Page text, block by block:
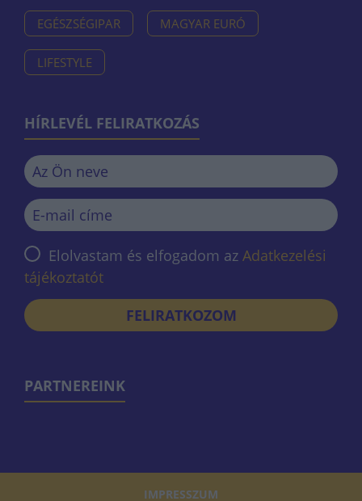
EGÉSZSÉGIPAR MAGYAR EURÓ
LIFESTYLE
HÍRLEVÉL FELIRATKOZÁS
Elolvastam és elfogadom az Adatkezelési
tájékoztatót
FELIRATKOZOM
PARTNEREINK
IMPRESSZUM